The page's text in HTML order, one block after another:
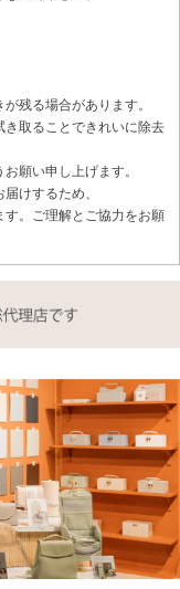
残る場合があります。
取ることできれいに除去
願い申し上げます。
けするため、
。ご理解とご協力をお願